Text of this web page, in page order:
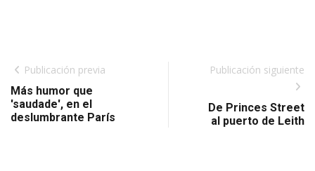
Publicación previa
Más humor que
'saudade', en el
deslumbrante París
Publicación siguiente
De Princes Street
al puerto de Leith